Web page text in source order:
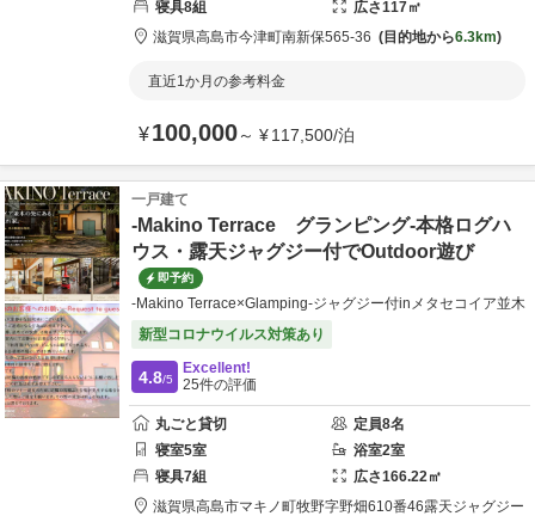
寝具8組 広さ117㎡
滋賀県高島市今津町南新保565-36 目的地から6.3km
直近1か月の参考料金
¥100,000～ ¥117,500/泊
一戸建て
-Makino Terrace グランピング-本格ログハ
ウス・露天ジャグジー付でOutdoor遊び
即予約
-Makino Terrace×Glamping-ジャグジー付inメタセコイア並木
新型コロナウイルス対策あり
4.8/5
Excellent!
25件の評価
丸ごと貸切 定員8名
寝室5室 浴室2室
寝具7組 広さ166.22㎡
滋賀県高島市マキノ町牧野字野畑610番46露天ジャグジー